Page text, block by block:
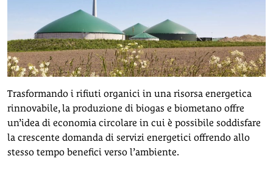
Trasformando i rifiuti organici in una risorsa energetica
rinnovabile, la produzione di biogas e biometano offre
un’idea di economia circolare in cui è possibile soddisfare
la crescente domanda di servizi energetici offrendo allo
stesso tempo benefici verso l’ambiente.